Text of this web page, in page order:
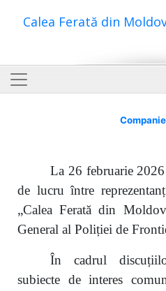
Calea Ferată din
Companie
La 26 februarie
de lucru între
„Calea Ferată din
General al Poliției de
În cadrul
subiecte de interes